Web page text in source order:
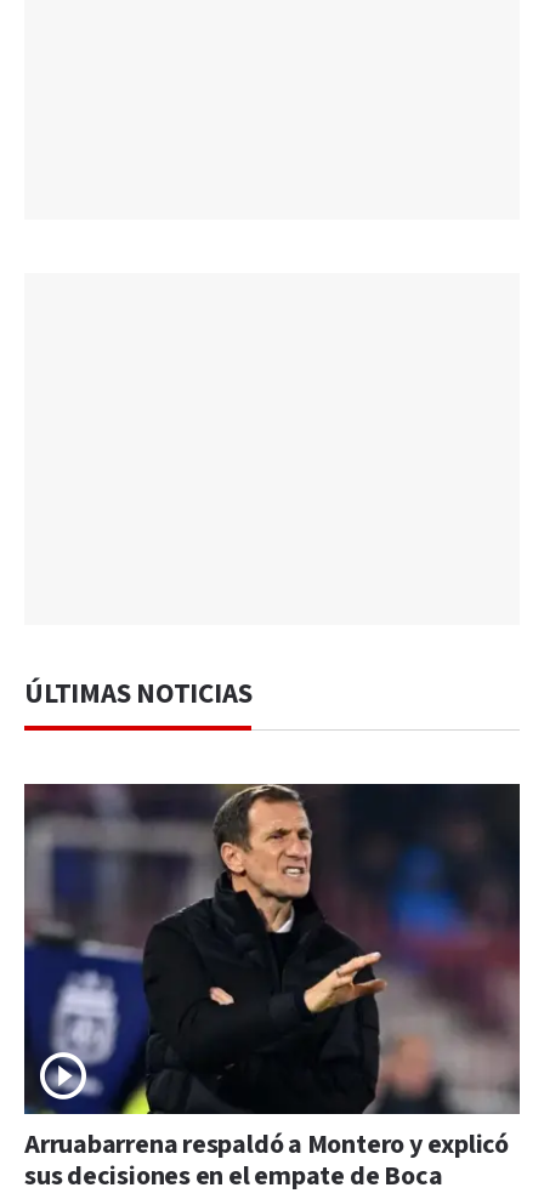
ÚLTIMAS NOTICIAS
Arruabarrena respaldó a Montero y explicó
sus decisiones en el empate de Boca